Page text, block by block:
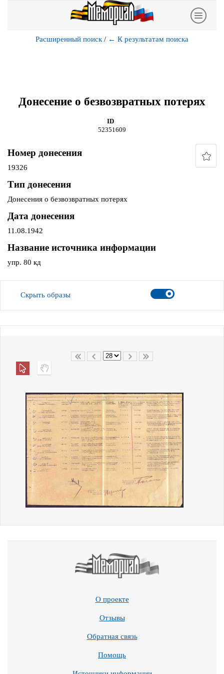
Расширенный поиск / ← К результатам поиска
Донесение о безвозвратных потерях
ID
52351609
Номер донесения
19326
Тип донесения
Донесения о безвозвратных потерях
Дата донесения
11.08.1942
Название источника информации
упр. 80 кд
Скрыть образы
О проекте
Отзывы
Обратная связь
Помощь